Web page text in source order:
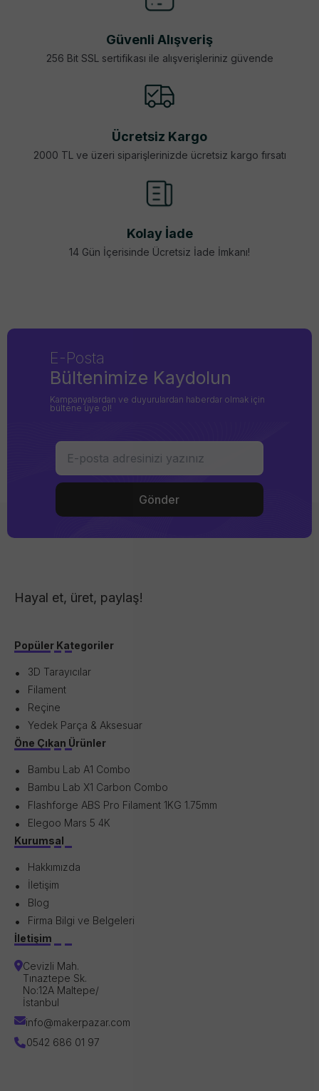
Güvenli Alışveriş
256 Bit SSL sertifikası ile alışverişleriniz güvende
Ücretsiz Kargo
2000 TL ve üzeri siparişlerinizde ücretsiz kargo fırsatı
Kolay İade
14 Gün İçerisinde Ücretsiz İade İmkanı!
E-Posta
Bültenimize Kaydolun
Kampanyalardan ve duyurulardan haberdar olmak için
bültene üye ol!
Hayal et, üret, paylaş!
Popüler Kategoriler
3D Tarayıcılar
Filament
Reçine
Yedek Parça & Aksesuar
Öne Çıkan Ürünler
Bambu Lab A1 Combo
Bambu Lab X1 Carbon Combo
Flashforge ABS Pro Filament 1KG 1.75mm
Elegoo Mars 5 4K
Kurumsal
Hakkımızda
İletişim
Blog
Firma Bilgi ve Belgeleri
İletişim
Cevizli Mah.
Tınaztepe Sk.
No:12A Maltepe/
İstanbul
info@makerpazar.com
0542 686 01 97